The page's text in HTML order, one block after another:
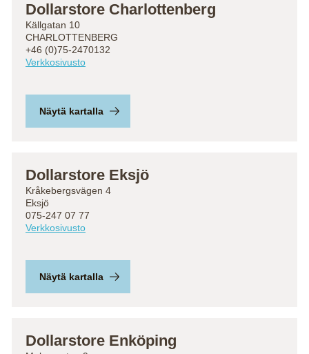
Dollarstore Charlottenberg
Källgatan 10
CHARLOTTENBERG
+46 (0)75-2470132
Verkkosivusto
Näytä kartalla
Dollarstore Eksjö
Kråkebergsvägen 4
Eksjö
075-247 07 77
Verkkosivusto
Näytä kartalla
Dollarstore Enköping